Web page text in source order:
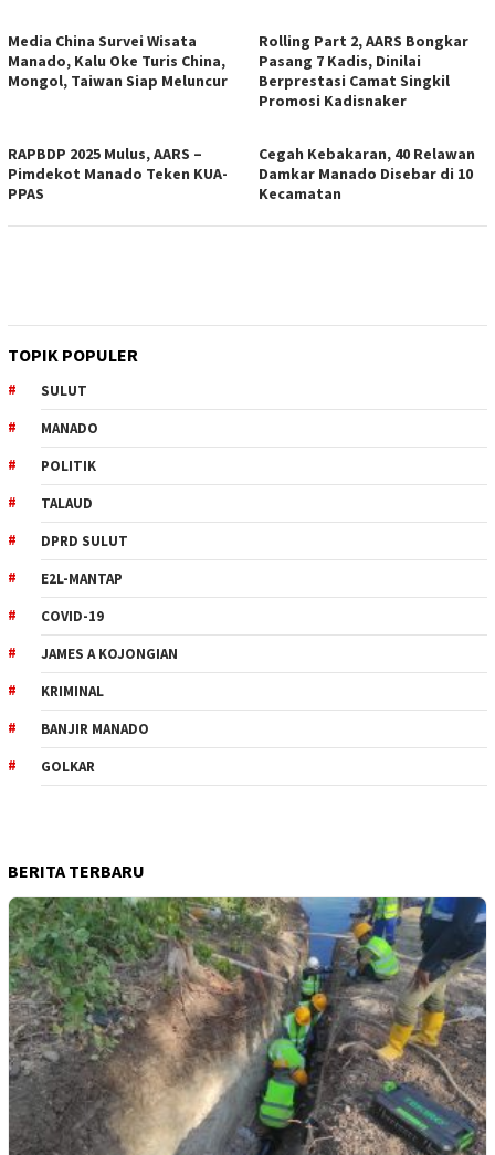
Media China Survei Wisata
Manado, Kalu Oke Turis China,
Mongol, Taiwan Siap Meluncur
Rolling Part 2, AARS Bongkar
Pasang 7 Kadis, Dinilai
Berprestasi Camat Singkil
Promosi Kadisnaker
RAPBDP 2025 Mulus, AARS –
Pimdekot Manado Teken KUA-
PPAS
Cegah Kebakaran, 40 Relawan
Damkar Manado Disebar di 10
Kecamatan
TOPIK POPULER
SULUT
MANADO
POLITIK
TALAUD
DPRD SULUT
E2L-MANTAP
COVID-19
JAMES A KOJONGIAN
KRIMINAL
BANJIR MANADO
GOLKAR
BERITA TERBARU